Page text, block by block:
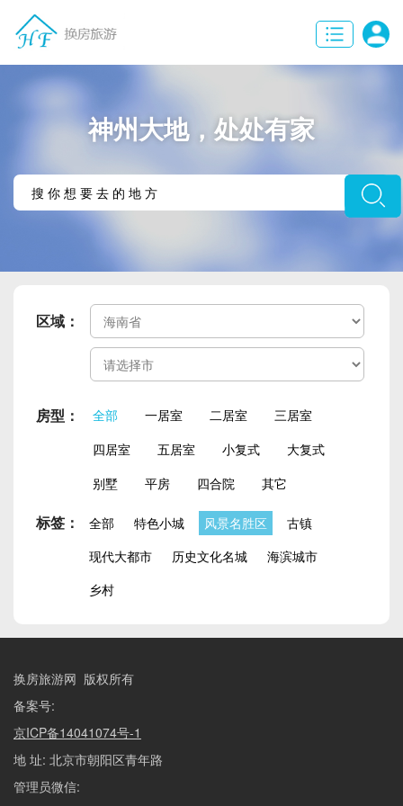
神州大地，处处有家
区域：
房型： 全部 一居室 二居室
三居室
四居室
五居室 小复式
大复式
别墅
平房 四合院 其它
标签： 全部 特色小城 风景名胜区
古镇
现代大都市
历史文化名城
海滨城市
乡村
换房旅游网 版权所有
备案号:
京ICP备14041074号-1
地 址: 北京市朝阳区青年路
管理员微信: